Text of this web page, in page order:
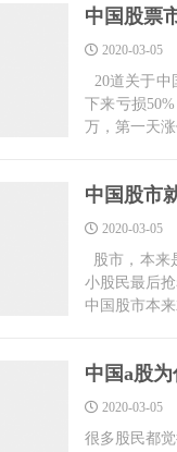
中国股票
2020-03-05
20道关于中
下来亏损
万，第一天
中国股市
2020-03-05
股市，本来
小股民最后
中国股市本
中国a股
2020-03-05
很多股民都